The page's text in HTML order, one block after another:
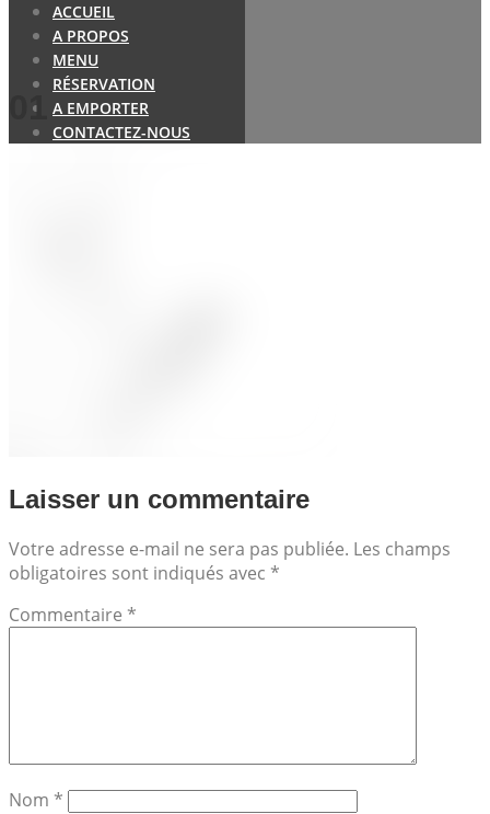
ACCUEIL
A PROPOS
MENU
RÉSERVATION
A EMPORTER
CONTACTEZ-NOUS
01
Laisser un commentaire
Votre adresse e-mail ne sera pas publiée. Les champs
obligatoires sont indiqués avec *
Commentaire *
Nom *